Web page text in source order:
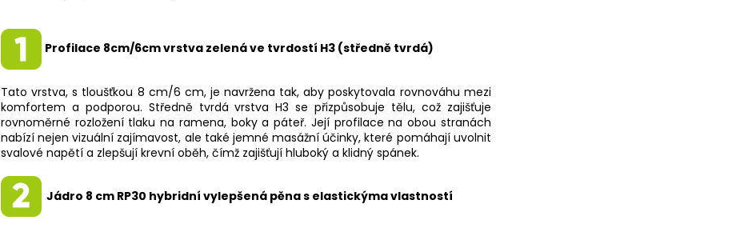
Profilace 8cm/6cm vrstva zelená ve tvrdostí H3 (středně tvrdá)
Tato vrstva, s tloušťkou 8 cm/6 cm, je navržena tak, aby poskytovala rovnováhu mezi
komfortem a podporou. Středně tvrdá vrstva H3 se přizpůsobuje tělu, což zajišťuje
rovnoměrné rozložení tlaku na ramena, boky a páteř. Její profilace na obou stranách
nabízí nejen vizuální zajímavost, ale také jemné masážní účinky, které pomáhají uvolnit
svalové napětí a zlepšují krevní oběh, čímž zajišťují hluboký a klidný spánek.
Jádro 8 cm RP30 hybridní vylepšená pěna s elastickýma vlastností